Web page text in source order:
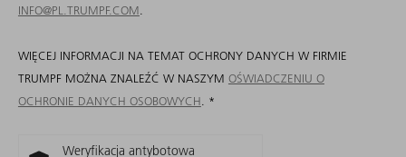
INFO@PL.TRUMPF.COM
WIĘCEJ INFORMACJI NA TEMAT OCHRONY DANYCH W FIRMIE
TRUMPF MOŻNA ZNALEŹĆ W NASZYM OŚWIADCZENIU O
OCHRONIE DANYCH OSOBOWYCH
*
Weryfikacja antybotowa